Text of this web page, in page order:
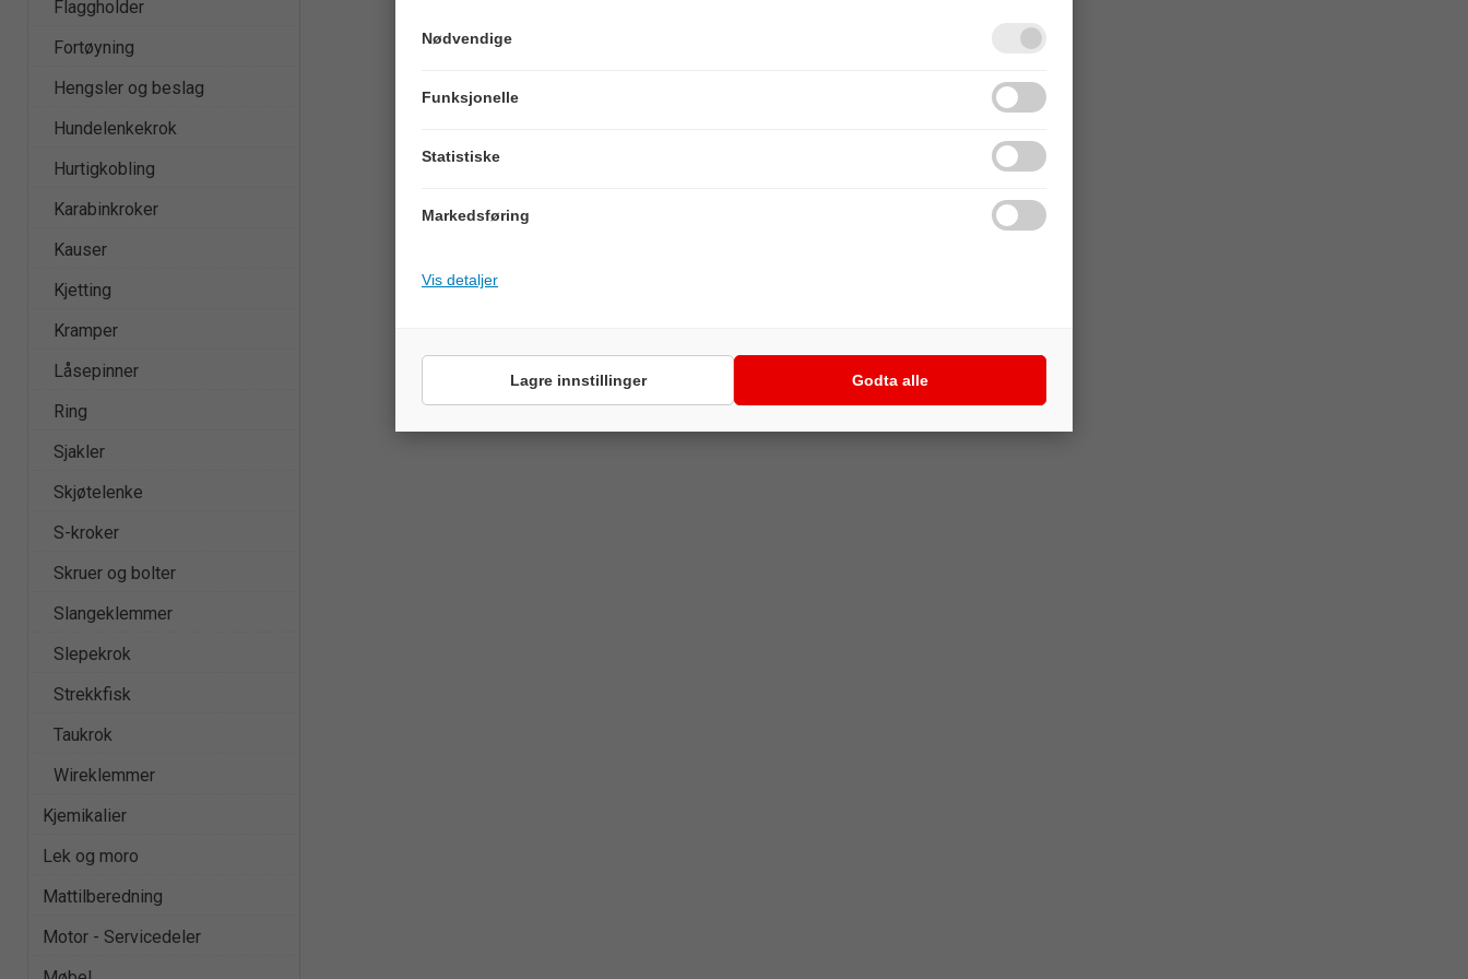
Flaggholder
Fortøyning
Hengsler og beslag
Hundelenkekrok
Hurtigkobling
Karabinkroker
Kauser
Kjetting
Kramper
Låsepinner
Ring
Sjakler
Skjøtelenke
S-kroker
Skruer og bolter
Slangeklemmer
Slepekrok
Strekkfisk
Taukrok
Wireklemmer
Kjemikalier
Lek og moro
Mattilberedning
Motor - Servicedeler
Nødvendige
Funksjonelle
Statistiske
Markedsføring
Vis detaljer
Lagre innstillinger Godta alle